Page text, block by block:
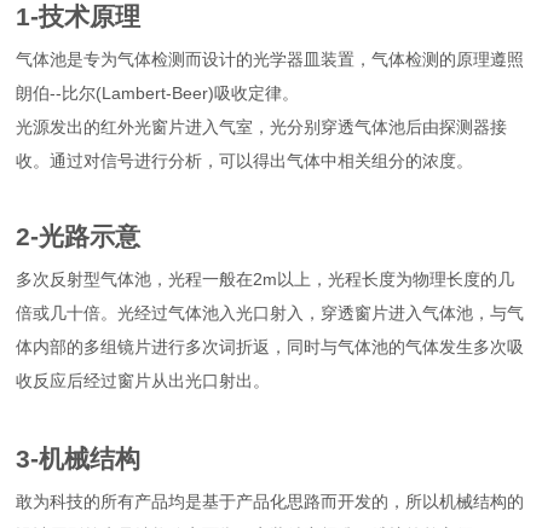
1-技术原理
气体池是专为气体检测而设计的光学器皿装置，气体检测的原理遵照
朗伯--比尔(Lambert-Beer)吸收定律。
光源发出的红外光窗片进入气室，光分别穿透气体池后由探测器接
收。通过对信号进行分析，可以得出气体中相关组分的浓度。
2-光路示意
多次反射型气体池，光程一般在2m以上，光程长度为物理长度的几
倍或几十倍。光经过气体池入光口射入，穿透窗片进入气体池，与气
体内部的多组镜片进行多次词折返，同时与气体池的气体发生多次吸
收反应后经过窗片从出光口射出。
3-机械结构
敢为科技的所有产品均是基于产品化思路而开发的，所以机械结构的